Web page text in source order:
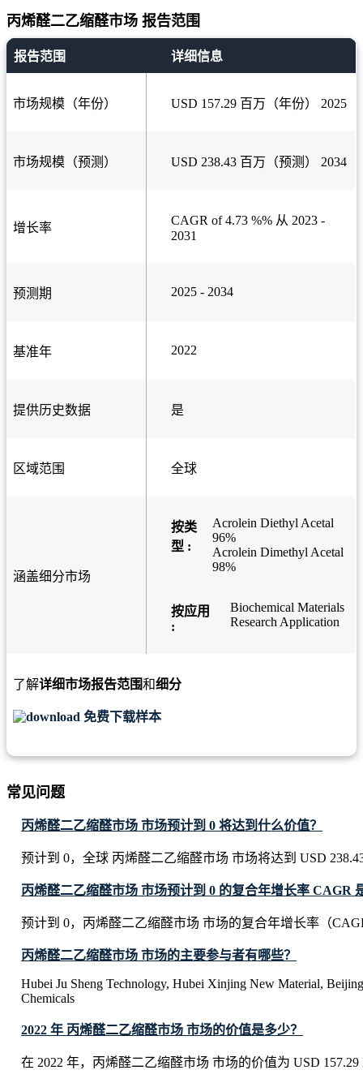
丙烯醛二乙缩醛市场 报告范围
报告范围 详细信息
市场规模（年份） USD 157.29 百万（年份） 2025
市场规模（预测） USD 238.43 百万（预测） 2034
增长率
CAGR of 4.73 %% 从 2023 -
2031
预测期 2025 - 2034
基准年 2022
提供历史数据 是
区域范围 全球
涵盖细分市场
按类
型 :
Acrolein Diethyl Acetal
96%
Acrolein Dimethyl Acetal
98%
按应用
:
Biochemical Materials
Research Application
了解详细市场报告范围和细分
免费下载样本
常见问题
丙烯醛二乙缩醛市场 市场预计到 0 将达到什么价值？
预计到 0，全球 丙烯醛二乙缩醛市场 市场将达到 USD
丙烯醛二乙缩醛市场 市场预计到 0 的复合年增长率 CAGR
预计到 0，丙烯醛二乙缩醛市场 市场的复合年增长率（
丙烯醛二乙缩醛市场 市场的主要参与者有哪些？
Hubei Ju Sheng Technology, Hubei Xinjing New Material,
Chemicals
2022 年 丙烯醛二乙缩醛市场 市场的价值是多少？
在 2022 年，丙烯醛二乙缩醛市场 市场的价值为 USD